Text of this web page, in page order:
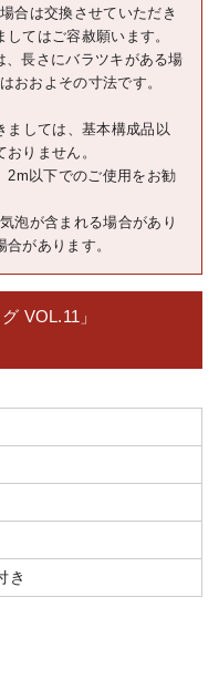
合は交換させていただき
てはご容赦願います。
長さにバラツキがある場
おおよその寸法です。
しては、基本構成品以
りません。
以下でのご使用をお勧
泡が含まれる場合があり
があります。
VOL.11」
き